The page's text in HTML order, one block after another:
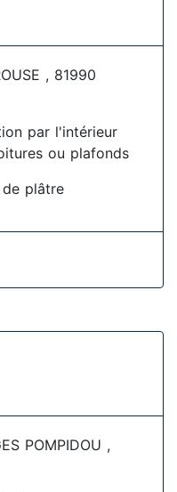
, 81990
par l'intérieur
ou plafonds
de plâtre
POMPIDOU ,